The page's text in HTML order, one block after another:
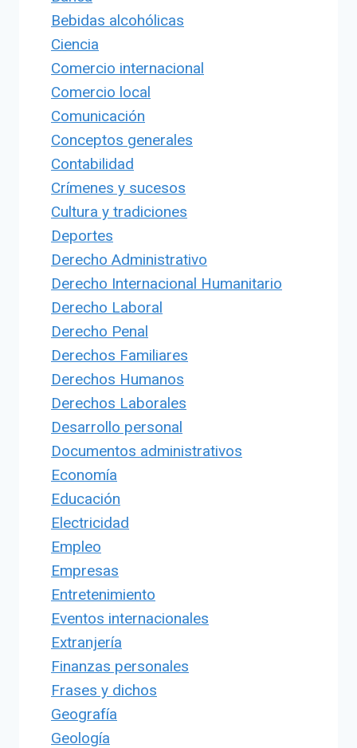
Bebidas alcohólicas
Ciencia
Comercio internacional
Comercio local
Comunicación
Conceptos generales
Contabilidad
Crímenes y sucesos
Cultura y tradiciones
Deportes
Derecho Administrativo
Derecho Internacional Humanitario
Derecho Laboral
Derecho Penal
Derechos Familiares
Derechos Humanos
Derechos Laborales
Desarrollo personal
Documentos administrativos
Economía
Educación
Electricidad
Empleo
Empresas
Entretenimiento
Eventos internacionales
Extranjería
Finanzas personales
Frases y dichos
Geografía
Geología